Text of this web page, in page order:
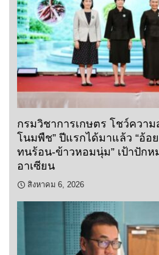
กรมวิชาการเกษตร โชว์ความ
โนมพืช” ปีแรกได้มาแล้ว “อ้อ
ทนร้อน-ข้าวหอมนุ่ม” เป้าปัก
อาเซียน
สิงหาคม 6, 2026